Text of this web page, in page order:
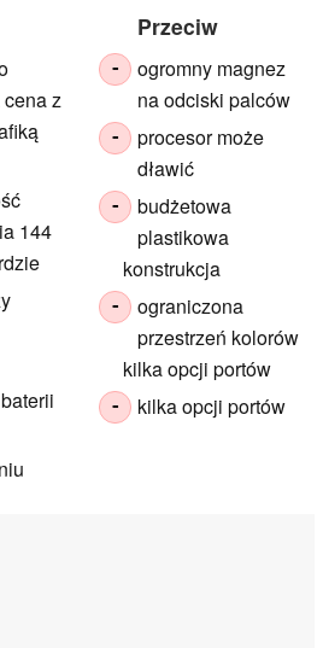
z
144
Przeciw
-
ogromny magnez
na odciski palców
-
procesor może
dławić
-
budżetowa
plastikowa
konstrukcja
-
ograniczona
przestrzeń kolorów
kilka opcji portów
- kilka opcji portów